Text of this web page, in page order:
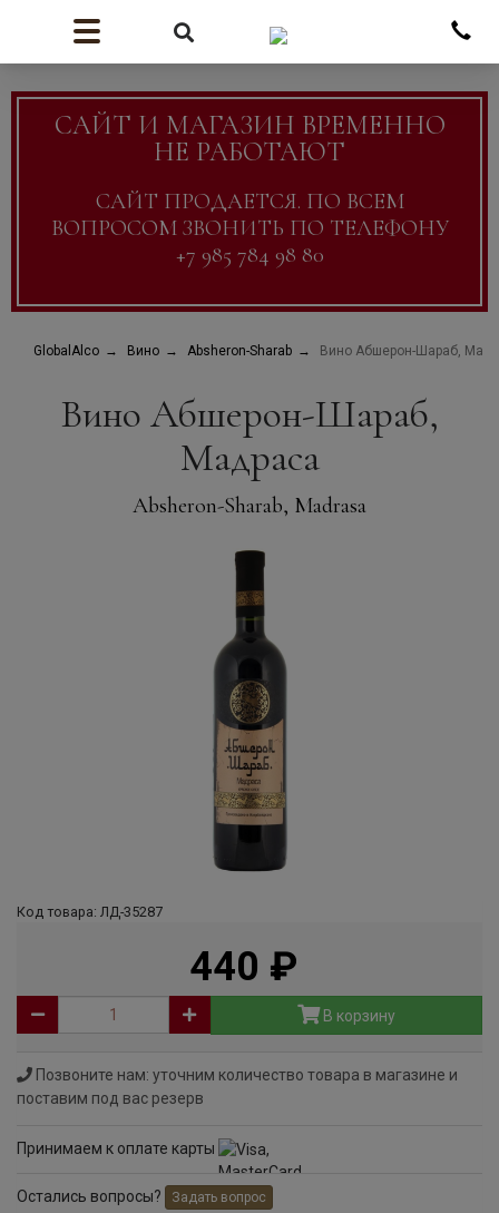
САЙТ И МАГАЗИН ВРЕМЕННО
НЕ РАБОТАЮТ
САЙТ ПРОДАЕТСЯ. ПО ВСЕМ
ВОПРОСОМ ЗВОНИТЬ ПО ТЕЛЕФОНУ
+7 985 784 98 80
GlobalAlco Вино Absheron-Sharab Вино Абшерон-Шараб,
Вино Абшерон-Шараб,
Мадраса
Absheron-Sharab, Madrasa
Код товара: ЛД-35287
440
В корзину
Позвоните нам: уточним количество товара в магазине и
поставим под вас резерв
Принимаем к оплате карты
Остались вопросы? Задать вопрос